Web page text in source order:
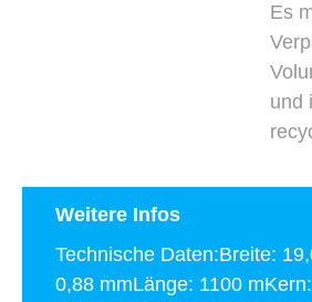
Es
und
Weitere Infos
Technische Daten:Breite:
0,88 mmLänge: 1100 mKern: